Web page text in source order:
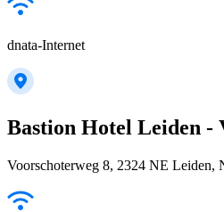
dnata-Internet
Bastion Hotel Leiden -
Voorschoterweg 8, 2324 NE Leiden,